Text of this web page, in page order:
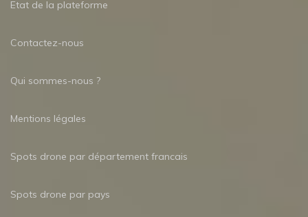
Etat de la plateforme
Contactez-nous
Qui sommes-nous ?
Mentions légales
Spots drone par département francais
Spots drone par pays